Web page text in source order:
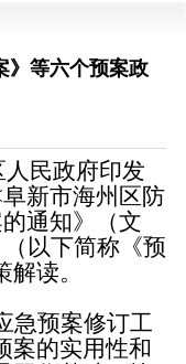
》等六个预案政
人民政府印发
新市海州区防
通知》（文
以下简称《预
读。
急预案修订工
案的实用性和